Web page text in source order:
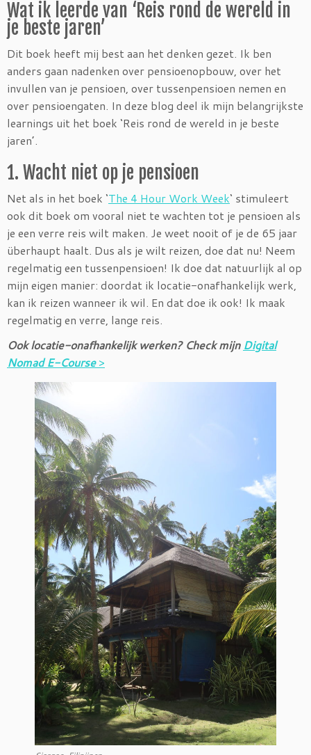
Wat ik leerde van ‘Reis rond de wereld in
je beste jaren’
Dit boek heeft mij best aan het denken gezet. Ik ben
anders gaan nadenken over pensioenopbouw, over het
invullen van je pensioen, over tussenpensioen nemen en
over pensioengaten. In deze blog deel ik mijn belangrijkste
learnings uit het boek ‘Reis rond de wereld in je beste
jaren’.
1. Wacht niet op je pensioen
Net als in het boek ‘The 4 Hour Work Week‘ stimuleert
ook dit boek om vooral niet te wachten tot je pensioen als
je een verre reis wilt maken. Je weet nooit of je de 65 jaar
überhaupt haalt. Dus als je wilt reizen, doe dat nu! Neem
regelmatig een tussenpensioen! Ik doe dat natuurlijk al op
mijn eigen manier: doordat ik locatie-onafhankelijk werk,
kan ik reizen wanneer ik wil. En dat doe ik ook! Ik maak
regelmatig en verre, lange reis.
Ook locatie-onafhankelijk werken? Check mijn Digital
Nomad E-Course>